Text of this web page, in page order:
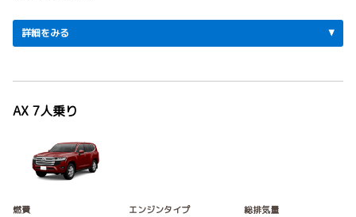
詳細をみる
AX 7人乗り
燃費 エンジンタイプ 総排気量